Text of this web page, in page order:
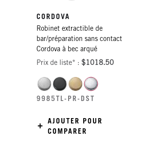
CORDOVA
Robinet extractible de
bar/préparation sans contact
Cordova à bec arqué
Prix de liste* : $1018.50
9985TL-PR-DST
AJOUTER POUR
COMPARER